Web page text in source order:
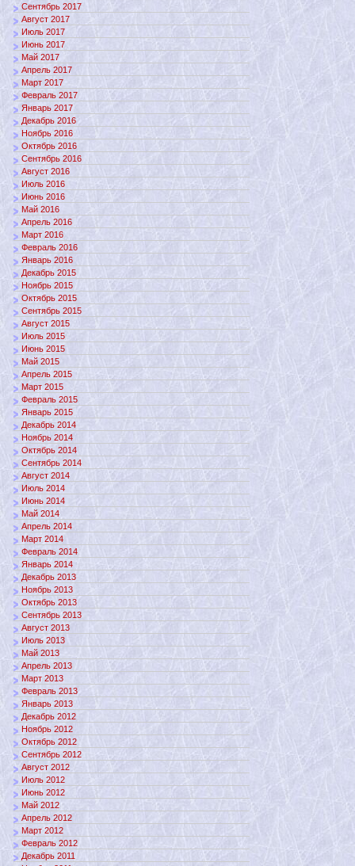
Сентябрь 2017
Август 2017
Июль 2017
Июнь 2017
Май 2017
Апрель 2017
Март 2017
Февраль 2017
Январь 2017
Декабрь 2016
Ноябрь 2016
Октябрь 2016
Сентябрь 2016
Август 2016
Июль 2016
Июнь 2016
Май 2016
Апрель 2016
Март 2016
Февраль 2016
Январь 2016
Декабрь 2015
Ноябрь 2015
Октябрь 2015
Сентябрь 2015
Август 2015
Июль 2015
Июнь 2015
Май 2015
Апрель 2015
Март 2015
Февраль 2015
Январь 2015
Декабрь 2014
Ноябрь 2014
Октябрь 2014
Сентябрь 2014
Август 2014
Июль 2014
Июнь 2014
Май 2014
Апрель 2014
Март 2014
Февраль 2014
Январь 2014
Декабрь 2013
Ноябрь 2013
Октябрь 2013
Сентябрь 2013
Август 2013
Июль 2013
Май 2013
Апрель 2013
Март 2013
Февраль 2013
Январь 2013
Декабрь 2012
Ноябрь 2012
Октябрь 2012
Сентябрь 2012
Август 2012
Июль 2012
Июнь 2012
Май 2012
Апрель 2012
Март 2012
Февраль 2012
Декабрь 2011